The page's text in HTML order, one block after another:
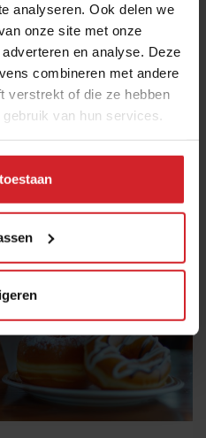
analyseren. Ook delen we
onze site met onze
en analyse. Deze
combineren met andere
verstrekt of die ze hebben
van hun services.
bezitten ruim
Randstad
mannen achter International